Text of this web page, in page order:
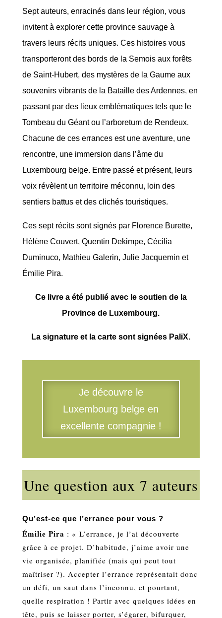
Sept auteurs, enracinés dans leur région, vous
invitent à explorer cette province sauvage à
travers leurs récits uniques. Ces histoires vous
transporteront des bords de la Semois aux forêts
de Saint-Hubert, des mystères de la Gaume aux
souvenirs vibrants de la Bataille des Ardennes, en
passant par des lieux emblématiques tels que le
Tombeau du Géant ou l’arboretum de Rendeux.
Chacune de ces errances est une aventure, une
rencontre, une immersion dans l’âme du
Luxembourg belge. Entre passé et présent, leurs
voix révèlent un territoire méconnu, loin des
sentiers battus et des clichés touristiques.
Ces sept récits sont signés par Florence Burette,
Hélène Couvert, Quentin Dekimpe, Cécilia
Duminuco, Mathieu Galerin, Julie Jacquemin et
Émilie Pira.
Ce livre a été publié avec le soutien de la
Province de Luxembourg.
La signature et la carte sont signées PaliX.
Je découvre le
Luxembourg belge en
excellente compagnie !
Une question aux 7 auteurs
Qu’est-ce que l’errance pour vous ?
Émilie Pira : « L’errance, je l’ai découverte
grâce à ce projet. D’habitude, j’aime avoir une
vie organisée, planifiée (mais qui peut tout
maîtriser ?). Accepter l’errance représentait donc
un défi, un saut dans l’inconnu, et pourtant,
quelle respiration ! Partir avec quelques idées en
tête, puis se laisser porter, s’égarer, bifurquer,